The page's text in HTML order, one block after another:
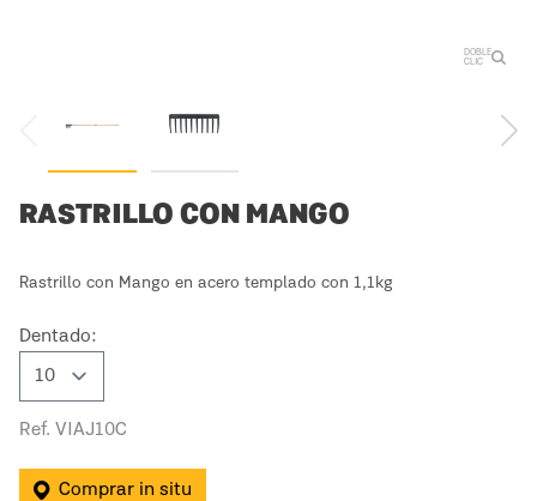
DOBLE
CLIC
RASTRILLO CON MANGO
Rastrillo con Mango en acero templado con 1,1kg
Dentado:
Ref. VIAJ10C
Comprar in situ